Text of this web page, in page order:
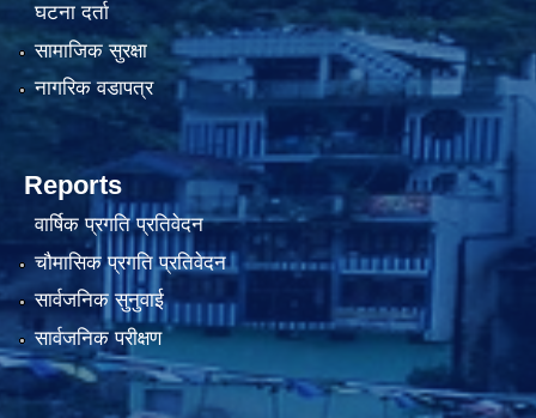
घटना दर्ता
सामाजिक सुरक्षा
नागरिक वडापत्र
Reports
वार्षिक प्रगति प्रतिवेदन
चौमासिक प्रगति प्रतिवेदन
सार्वजनिक सुनुवाई
सार्वजनिक परीक्षण